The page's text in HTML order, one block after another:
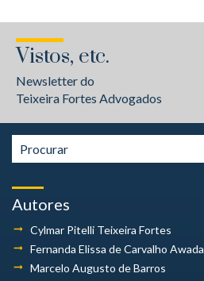
Vistos, etc.
Newsletter do
Teixeira Fortes Advogados
Autores
Cylmar Pitelli Teixeira Fortes
Fernanda Elissa de Carvalho Awada
Marcelo Augusto de Barros